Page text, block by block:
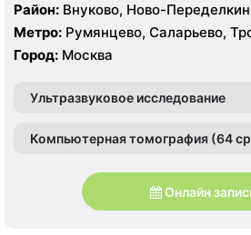
Район: Внуково, Ново-
Матвеевское, Проспект
Тропарёво-Никулино
Метро: Румянцево, Саларьево,
Рассказовка, Солнцево, Филатов
шоссе
Город: Москва
Ультразвуковое исследование
Компьютерная томография (64
Онлайн